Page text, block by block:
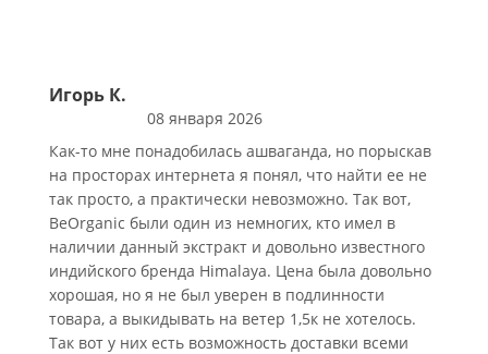
Игорь К.
08 января 2026
Как-то мне понадобилась ашваганда, но порыскав
на просторах интернета я понял, что найти ее не
так просто, а практически невозможно. Так вот,
BeOrganic были один из немногих, кто имел в
наличии данный экстракт и довольно известного
индийского бренда Himalaya. Цена была довольно
хорошая, но я не был уверен в подлинности
товара, а выкидывать на ветер 1,5к не хотелось.
Так вот у них есть возможность доставки всеми